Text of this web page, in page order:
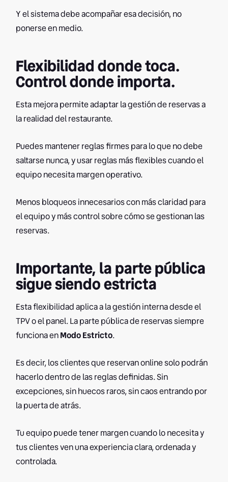
Y el sistema debe acompañar esa decisión, no
ponerse en medio.
Flexibilidad donde toca.
Control donde importa.
Esta mejora permite adaptar la gestión de reservas a
la realidad del restaurante.
Puedes mantener reglas firmes para lo que no debe
saltarse nunca, y usar reglas más flexibles cuando el
equipo necesita margen operativo.
Menos bloqueos innecesarios con más claridad para
el equipo y más control sobre cómo se gestionan las
reservas.
Importante, la parte pública
sigue siendo estricta
Esta flexibilidad aplica a la gestión interna desde el
TPV o el panel. La parte pública de reservas siempre
funciona enModo Estricto.
Es decir, los clientes que reservan online solo podrán
hacerlo dentro de las reglas definidas. Sin
excepciones, sin huecos raros, sin caos entrando por
la puerta de atrás.
Tu equipo puede tener margen cuando lo necesita y
tus clientes ven una experiencia clara, ordenada y
controlada.